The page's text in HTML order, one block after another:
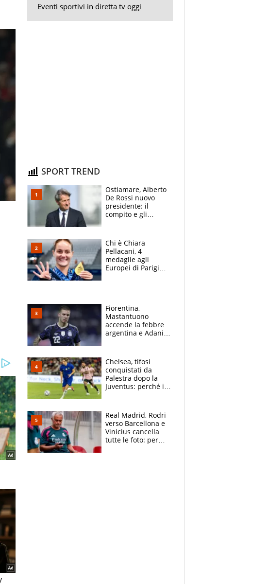
Eventi sportivi in diretta tv oggi
SPORT TREND
Ostiamare, Alberto
De Rossi nuovo
presidente: il
compito e gli
Chi è Chiara
Pellacani, 4
medaglie agli
Europei di Parigi
fratello calciatore
Fiorentina,
Mastantuono
accende la febbre
argentina e Adani
festa’ a Commisso
Chelsea, tifosi
conquistati da
Palestra dopo la
Juventus: perché i
Real Madrid, Rodri
verso Barcellona e
Vinicius cancella
tutte le foto: per